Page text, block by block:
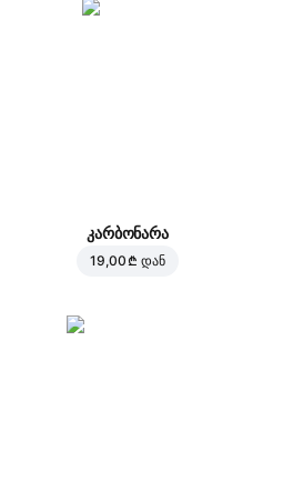
კარბონარა
19,00 ₾ დან